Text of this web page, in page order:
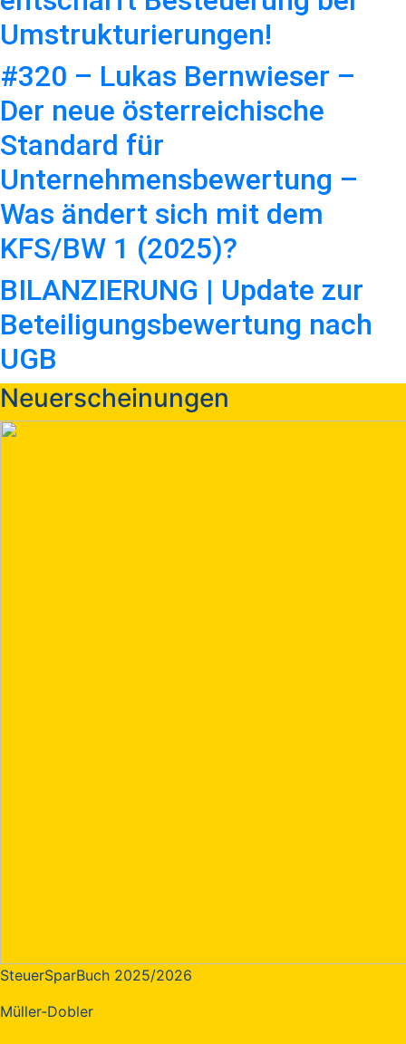
Umstrukturierungen!
#320 – Lukas Bernwieser –
Der neue österreichische
Standard für
Unternehmensbewertung –
Was ändert sich mit dem
KFS/BW 1 (2025)?
BILANZIERUNG | Update zur
Beteiligungsbewertung nach
UGB
Neuerscheinungen
SteuerSparBuch 2025/2026
Müller-Dobler